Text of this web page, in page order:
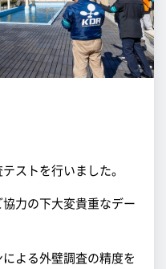
ストを行いました。
力の下大変貴重なデー
よる外壁調査の精度を